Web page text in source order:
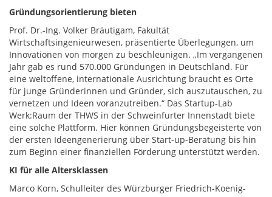
Gründungsorientierung bieten
Prof. Dr.-Ing. Volker Bräutigam, Fakultät
Wirtschaftsingenieurwesen, präsentierte Überlegungen, um
Innovationen von morgen zu beschleunigen. „Im vergangenen
Jahr gab es rund 570.000 Gründungen in Deutschland. Für
eine weltoffene, internationale Ausrichtung braucht es Orte
für junge Gründerinnen und Gründer, sich auszutauschen, zu
vernetzen und Ideen voranzutreiben.“ Das Startup-Lab
Werk:Raum der THWS in der Schweinfurter Innenstadt biete
eine solche Plattform. Hier können Gründungsbegeisterte von
der ersten Ideengenerierung über Start-up-Beratung bis hin
zum Beginn einer finanziellen Förderung unterstützt werden.
KI für alle Altersklassen
Marco Korn, Schulleiter des Würzburger Friedrich-Koenig-